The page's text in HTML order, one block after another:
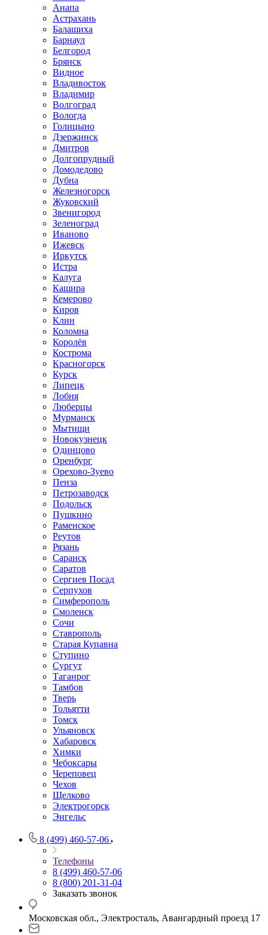
Анапа
Астрахань
Балашиха
Барнаул
Белгород
Брянск
Видное
Владивосток
Владимир
Волгоград
Вологда
Голицыно
Дзержинск
Дмитров
Долгопрудный
Домодедово
Дубна
Железногорск
Жуковский
Звенигород
Зеленоград
Иваново
Ижевск
Иркутск
Истра
Калуга
Кашира
Кемерово
Киров
Клин
Коломна
Королёв
Кострома
Красногорск
Курск
Липецк
Лобня
Люберцы
Мурманск
Мытищи
Новокузнецк
Одинцово
Оренбург
Орехово-Зуево
Пенза
Петрозаводск
Подольск
Пушкино
Раменское
Реутов
Рязань
Саранск
Саратов
Сергиев Посад
Серпухов
Симферополь
Смоленск
Сочи
Ставрополь
Старая Купавна
Ступино
Сургут
Таганрог
Тамбов
Тверь
Тольятти
Томск
Ульяновск
Хабаровск
Химки
Чебоксары
Череповец
Чехов
Щелково
Электрогорск
Энгельс
8 (499) 460-57-06
Телефоны
8 (499) 460-57-06
8 (800) 201-31-04
Заказать звонок
Московская обл., Электросталь, Авангардный проезд 17